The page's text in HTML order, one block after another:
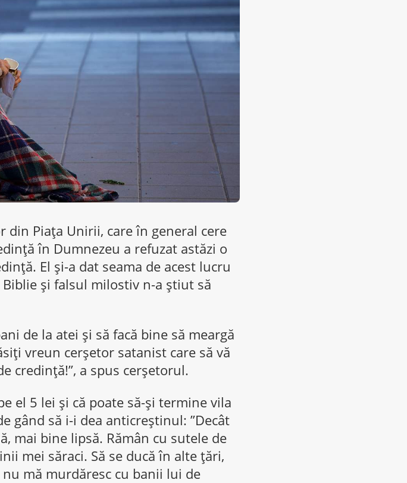
Piața Unirii, care în general cere
în Dumnezeu a refuzat astăzi o
El și-a dat seama de acest lucru
și falsul milostiv n-a știut să
de la atei și să facă bine să meargă
vreun cerșetor satanist care să vă
credință!”, a spus cerșetorul.
el 5 lei și că poate să-și termine vila
gând să i-i dea anticreștinul: ”Decât
mai bine lipsă. Rămân cu sutele de
mei săraci. Să se ducă în alte țări,
mă murdăresc cu banii lui de